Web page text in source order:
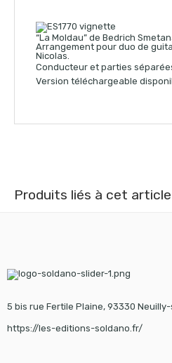
“La Moldau” de Bedrich
Arrangement pour duo de
Nicolas.
Conducteur et parties
Version téléchargeable
Produits liés à cet article
5 bis rue Fertile Plaine, 93330 Neuilly-
https://les-editions-soldano.fr/